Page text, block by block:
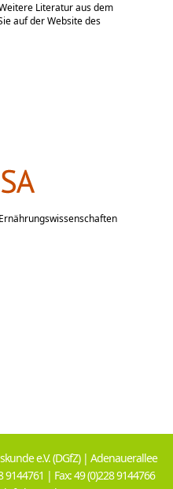
Literatur aus dem
auf der Website des
e.V. (DGfZ) | Adenauerallee
| Fax: 49 (0)228 9144766